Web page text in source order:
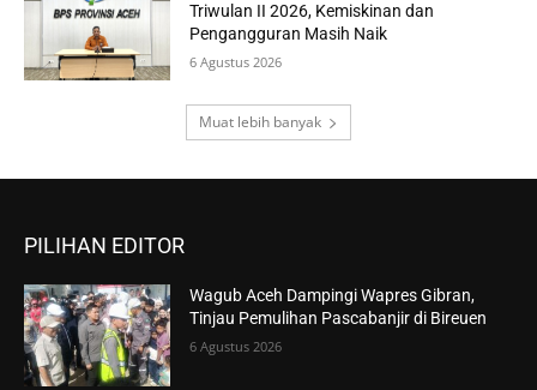
Triwulan II 2026, Kemiskinan dan
Pengangguran Masih Naik
6 Agustus 2026
Muat lebih banyak
PILIHAN EDITOR
Wagub Aceh Dampingi Wapres Gibran,
Tinjau Pemulihan Pascabanjir di Bireuen
6 Agustus 2026